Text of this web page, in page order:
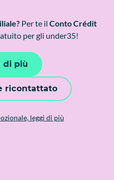
Per te il Conto Crédit
per gli under35!
di più
ricontattato
leggi di più